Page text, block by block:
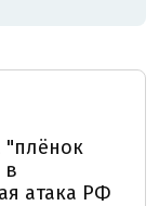
"плёнок
в
атака РФ